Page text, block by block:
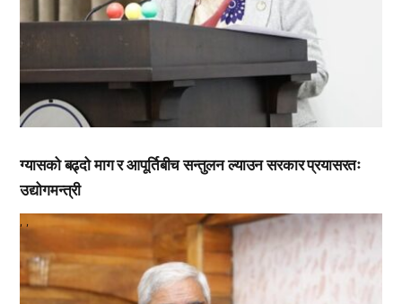
ग्यासको बढ्दो माग र आपूर्तिबीच सन्तुलन ल्याउन सरकार प्रयासरतः
उद्योगमन्त्री